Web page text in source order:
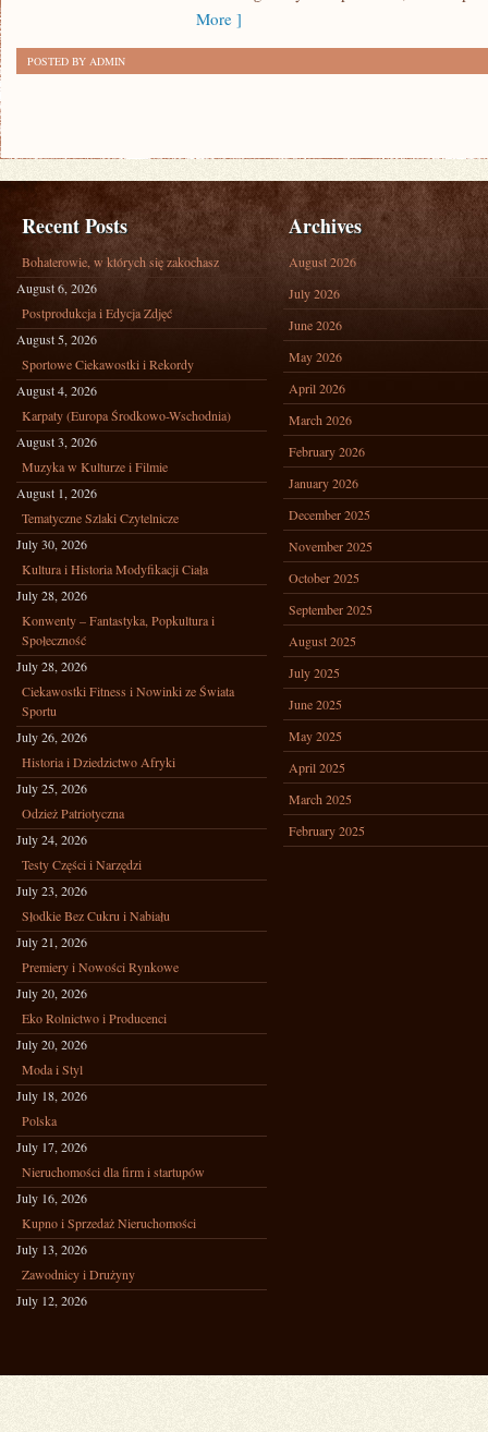
More ]
POSTED BY ADMIN
Recent Posts
Bohaterowie, w których się zakochasz
August 6, 2026
Postprodukcja i Edycja Zdjęć
August 5, 2026
Sportowe Ciekawostki i Rekordy
August 4, 2026
Karpaty (Europa Środkowo-Wschodnia)
August 3, 2026
Muzyka w Kulturze i Filmie
August 1, 2026
Tematyczne Szlaki Czytelnicze
July 30, 2026
Kultura i Historia Modyfikacji Ciała
July 28, 2026
Konwenty – Fantastyka, Popkultura i
Społeczność
July 28, 2026
Ciekawostki Fitness i Nowinki ze Świata
Sportu
July 26, 2026
Historia i Dziedzictwo Afryki
July 25, 2026
Odzież Patriotyczna
July 24, 2026
Testy Części i Narzędzi
July 23, 2026
Słodkie Bez Cukru i Nabiału
July 21, 2026
Premiery i Nowości Rynkowe
July 20, 2026
Eko Rolnictwo i Producenci
July 20, 2026
Moda i Styl
July 18, 2026
Polska
July 17, 2026
Nieruchomości dla firm i startupów
July 16, 2026
Kupno i Sprzedaż Nieruchomości
July 13, 2026
Zawodnicy i Drużyny
July 12, 2026
Archives
August 2026
July 2026
June 2026
May 2026
April 2026
March 2026
February 2026
January 2026
December 2025
November 2025
October 2025
September 2025
August 2025
July 2025
June 2025
May 2025
April 2025
March 2025
February 2025